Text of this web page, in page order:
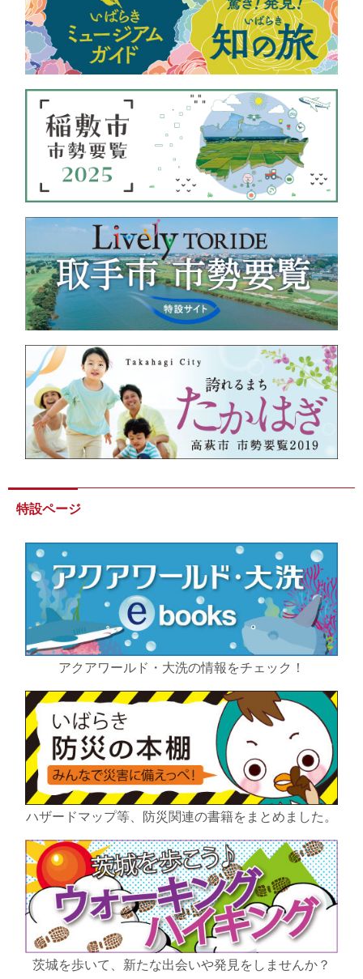
特設ページ
アクアワールド・大洗の情報をチェック！
ハザードマップ等、防災関連の書籍をまとめました。
茨城を歩いて、新たな出会いや発見をしませんか？